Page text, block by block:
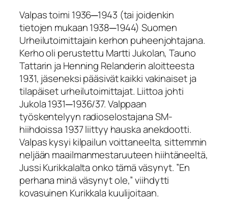
Valpas toimi 1936─1943 (tai joidenkin
tietojen mukaan 1938─1944) Suomen
Urheilutoimittajain kerhon puheenjohtajana.
Kerho oli perustettu Martti Jukolan, Tauno
Tattarin ja Henning Relanderin aloitteesta
1931, jäseneksi pääsivät kaikki vakinaiset ja
tilapäiset urheilutoimittajat. Liittoa johti
Jukola 1931─1936/37. Valppaan
työskentelyyn radioselostajana SM-
hiihdoissa 1937 liittyy hauska anekdootti.
Valpas kysyi kilpailun voittaneelta, sittemmin
neljään maailmanmestaruuteen hiihtäneeltä,
Jussi Kurikkalalta onko tämä väsynyt. ”En
perhana minä väsynyt ole,” viihdytti
kovasuinen Kurikkala kuulijoitaan.